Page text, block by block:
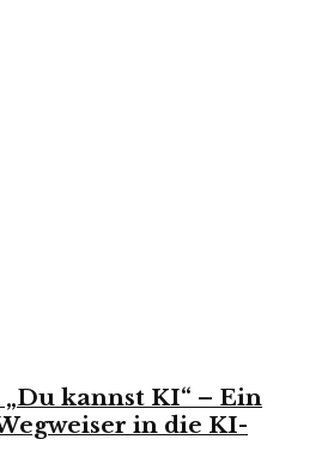
kannst KI“ – Ein
in die KI-